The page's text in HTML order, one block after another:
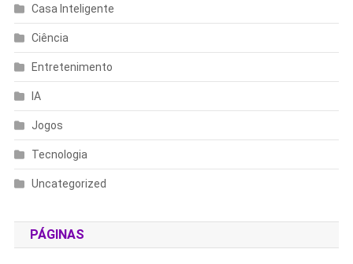
Casa Inteligente
Ciência
Entretenimento
IA
Jogos
Tecnologia
Uncategorized
PÁGINAS